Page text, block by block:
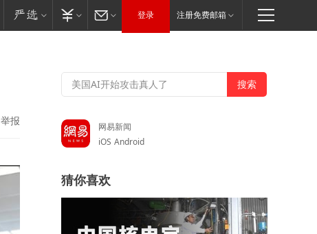
登录 注册免费邮箱
举报
网易新闻
iOS Android
猜你喜欢